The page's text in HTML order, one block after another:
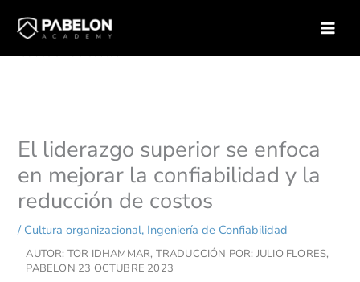
contenido
Inicio
Ingeniería de Confiabilidad
El liderazgo superior se enfoca en mejorar la confiabilidad y la
El liderazgo superior se enfoca
en mejorar la confiabilidad y la
reducción de costos
/ Cultura organizacional, Ingeniería de Confiabilidad
AUTOR: TOR IDHAMMAR, TRADUCCIÓN POR: JULIO FLORES,
PABELON 23 OCTUBRE 2023